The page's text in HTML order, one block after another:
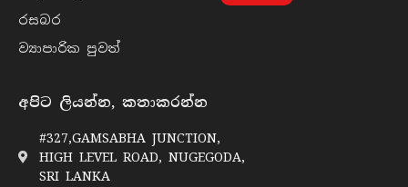
රසබ​ර
ව්‍යාපාරික පුව​ත්
අපිට ලියන්න, කතාකරන්න
#327,GAMSABHA JUNCTION,
HIGH LEVEL ROAD, NUGEGODA,
SRI LANKA